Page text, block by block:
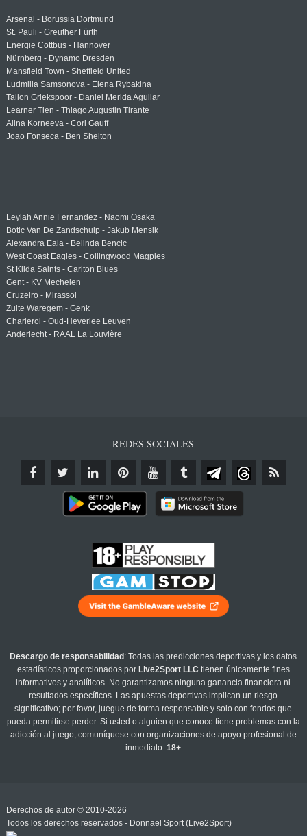
Arsenal - Borussia Dortmund
St. Pauli - Greuther Fürth
Energie Cottbus - Hannover
Nürnberg - Dynamo Dresden
Mansfield Town - Sheffield United
Ludmilla Samsonova - Elena Rybakina
Tallon Griekspoor - Daniel Merida Aguilar
Learner Tien - Thiago Augustin Tirante
Alina Korneeva - Cori Gauff
Joao Fonseca - Ben Shelton
Leylah Annie Fernandez - Naomi Osaka
Botic Van De Zandschulp - Jakub Mensik
Alexandra Eala - Belinda Bencic
West Coast Eagles - Collingwood Magpies
St Kilda Saints - Carlton Blues
Gent - KV Mechelen
Cruzeiro - Mirassol
Zulte Waregem - Genk
Charleroi - Oud-Heverlee Leuven
Anderlecht - RAAL La Louvière
REDES SOCIALES
Descargo de responsabilidad : Todas las predicciones deportivas y los datos
estadísticos proporcionados por Live2Sport LLC tienen únicamente fines
informativos y analíticos. No garantizamos ninguna ganancia financiera ni
resultados específicos. Las apuestas deportivas implican un riesgo
significativo; por favor, juegue de forma responsable y solo con fondos que
pueda permitirse perder. Si usted o alguien que conoce tiene problemas con la
adicción al juego, comuníquese con organizaciones de apoyo profesional de
inmediato.18+
Derechos de autor © 2010-2026
Todos los derechos reservados - Donnael Sport (Live2Sport)